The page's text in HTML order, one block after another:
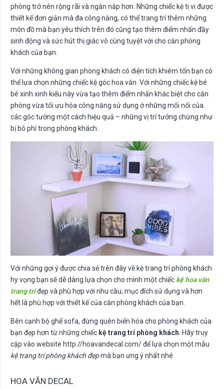
phòng trở nên rộng rãi và ngăn nắp hơn. Những chiếc kệ ti vi được
thiết kế đơn giản mà đa công năng, có thể trang trí thêm những
món đồ mà bạn yêu thích trên đó cũng tạo thêm điểm nhấn đầy
sinh động và sức hút thị giác vô cùng tuyệt vời cho căn phòng
khách của bạn.
Với những không gian phòng khách có diện tích khiêm tốn bạn có
thể lựa chọn những chiếc kệ góc hoa văn. Với những chiếc kệ bé
bé xinh xinh kiểu này vừa tạo thêm điểm nhấn khác biệt cho căn
phòng vừa tối ưu hóa công năng sử dụng ở những mối nối của
các góc tường một cách hiệu quả – những vị trí tưởng chừng như
bị bỏ phí trong phòng khách.
Với những gợi ý được chia sẻ trên đây về kệ trang trí phòng khách
hy vọng bạn sẽ dễ dàng lựa chọn cho mình một chiếc kệ hoa văn
trang tríđẹp và phù hợp với nhu cầu, mục đích sử dụng và hơn
hết là phù hợp với thiết kế của căn phòng khách của bạn.
Bên cạnh bộ ghế sofa, đừng quên biến hóa cho phòng khách của
bạn đẹp hơn từ những chiếc kệ trang trí phòng khách . Hãy truy
cập vào website http://hoavandecal.com/ để lựa chọn một mẫu
kệ trang trí phòng khách đẹpmà bạn ưng ý nhất nhé
HOA VĂN DECAL